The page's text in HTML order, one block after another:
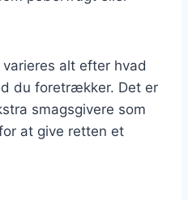
alt efter hvad
du foretrækker. Det er
smagsgivere som
at give retten et